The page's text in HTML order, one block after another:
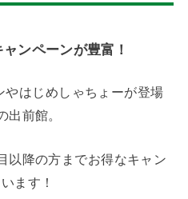
ンペーンが豊富！
やはじめしゃちょーが登場
出前館。
以降の方までお得なキャン
ます！